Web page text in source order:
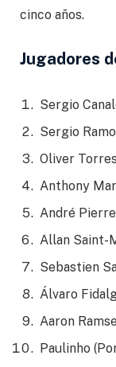
cinco años.
Jugadores
Sergio
Sergio
Oliver Torres
Anthony
André Pierre
Allan Saint-
Sebastien
Álvaro
Aaron
Paulinho